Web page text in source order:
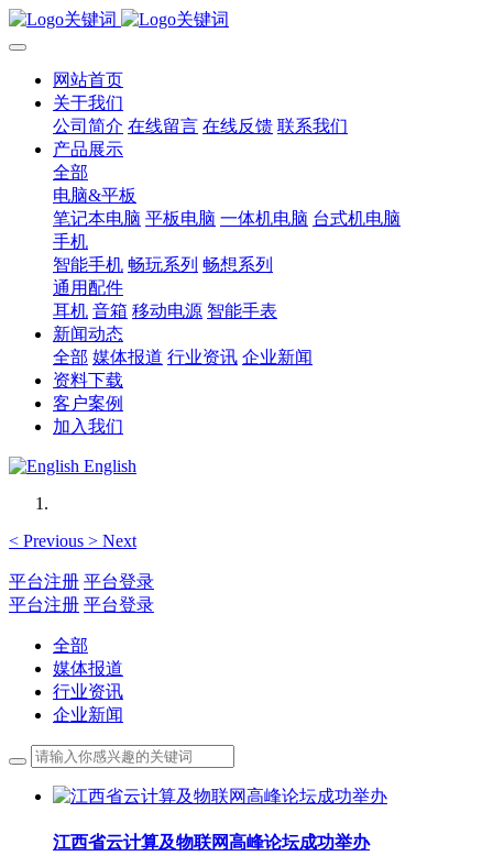
网站首页
关于我们
公司简介 在线留言 在线反馈 联系我们
产品展示
全部
电脑&平板
笔记本电脑 平板电脑 一体机电脑 台式机电脑
手机
智能手机 畅玩系列 畅想系列
通用配件
耳机 音箱 移动电源 智能手表
新闻动态
全部 媒体报道 行业资讯 企业新闻
资料下载
客户案例
加入我们
English
< Previous > Next
平台注册 平台登录
平台注册 平台登录
全部
媒体报道
行业资讯
企业新闻
江西省云计算及物联网高峰论坛成功举办